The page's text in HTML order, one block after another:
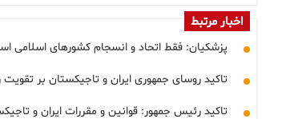
اخبار مرتبط
پزشکیان: فقط اتحاد و انسجام کشورهای
تاکید روسای جمهوری ایران و تاجیکستان بر
تاکید رئیس جمهور: قوانین و مقررات ایران و